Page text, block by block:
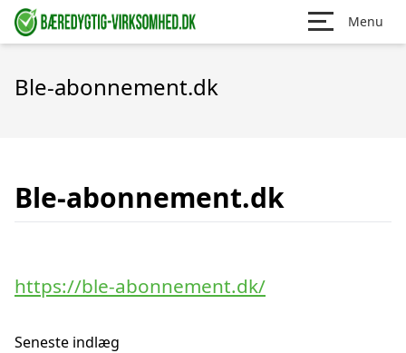
Menu
Ble-abonnement.dk
Ble-abonnement.dk
https://ble-abonnement.dk/
Seneste indlæg